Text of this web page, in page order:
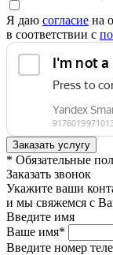
Я даю согласие на
в соответствии с
* Обязательные
Заказать звонок
Укажите ваши
и мы свяжемся с
Введите имя
Ваше имя*
Введите номер